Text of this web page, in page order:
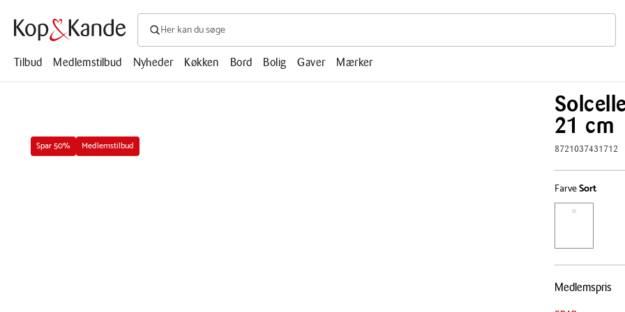
Søg efter produkter, artikler, opskrifter, mm.
Søg
efter
artikler,
Tilbud Medlemstilbud Nyheder Køkken Bord Bolig Gaver Mærker
Spar 50% Medlemstilbud
21 cm
8721037431712
FarveSort
Pris
Medlemspris